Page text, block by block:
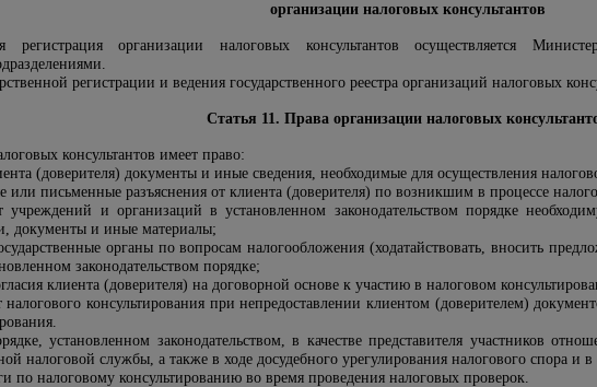
организации налоговых консультантов
регистрация организации налоговых консультантов осуществляется
регистрации и ведения государственного реестра организаций налоговых
Статья 11. Права организации налоговых
консультантов имеет право:
(доверителя) документы и иные сведения, необходимые для осуществления
или письменные разъяснения от клиента (доверителя) по возникшим в процессе
учреждений и организаций в установленном законодательством порядке
документы и иные материалы;
органы по вопросам налогообложения (ходатайствовать, вносить
законодательством порядке;
клиента (доверителя) на договорной основе к участию в налоговом
налогового консультирования при непредоставлении клиентом (доверителем)
установленном законодательством, в качестве представителя участников
налоговой службы, а также в ходе досудебного урегулирования налогового спора и в
по налоговому консультированию во время проведения налоговых проверок.